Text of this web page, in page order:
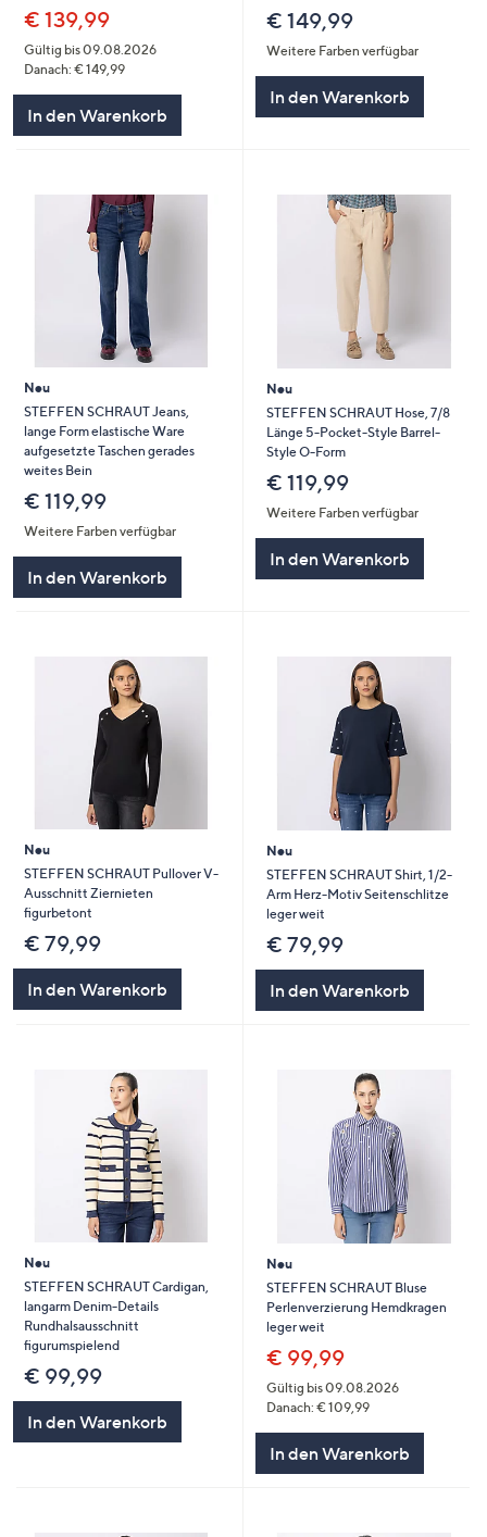
€ 139,99
Gültig bis 09.08.2026
Danach: € 149,99
In den Warenkorb
€ 149,99
Weitere Farben verfügbar
In den Warenkorb
Neu
STEFFEN SCHRAUT Jeans,
lange Form elastische Ware
aufgesetzte Taschen gerades
weites Bein
€ 119,99
Weitere Farben verfügbar
In den Warenkorb
Neu
STEFFEN SCHRAUT Hose, 7/8
Länge 5-Pocket-Style Barrel-
Style O-Form
€ 119,99
Weitere Farben verfügbar
In den Warenkorb
Neu
STEFFEN SCHRAUT Pullover V-
Ausschnitt Ziernieten
figurbetont
€ 79,99
In den Warenkorb
Neu
STEFFEN SCHRAUT Shirt, 1/2-
Arm Herz-Motiv Seitenschlitze
leger weit
€ 79,99
In den Warenkorb
Neu
STEFFEN SCHRAUT Cardigan,
langarm Denim-Details
Rundhalsausschnitt
figurumspielend
€ 99,99
In den Warenkorb
Neu
STEFFEN SCHRAUT Bluse
Perlenverzierung Hemdkragen
leger weit
€ 99,99
Gültig bis 09.08.2026
Danach: € 109,99
In den Warenkorb